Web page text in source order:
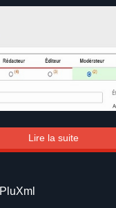
Lire la suite
PluXml